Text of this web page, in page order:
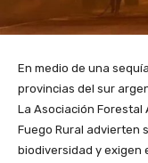
En medio de una
provincias del sur
La Asociación Forestal
Fuego Rural advierten
biodiversidad y exigen